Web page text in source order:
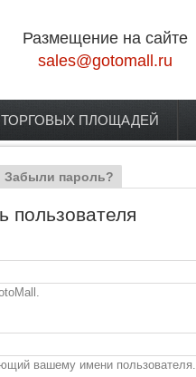
Размещение на сайте
sales@gotomall.ru
ПЛОЩАДЕЙ
вкладка)
Забыли пароль?
пользователя
вашему имени пользователя.